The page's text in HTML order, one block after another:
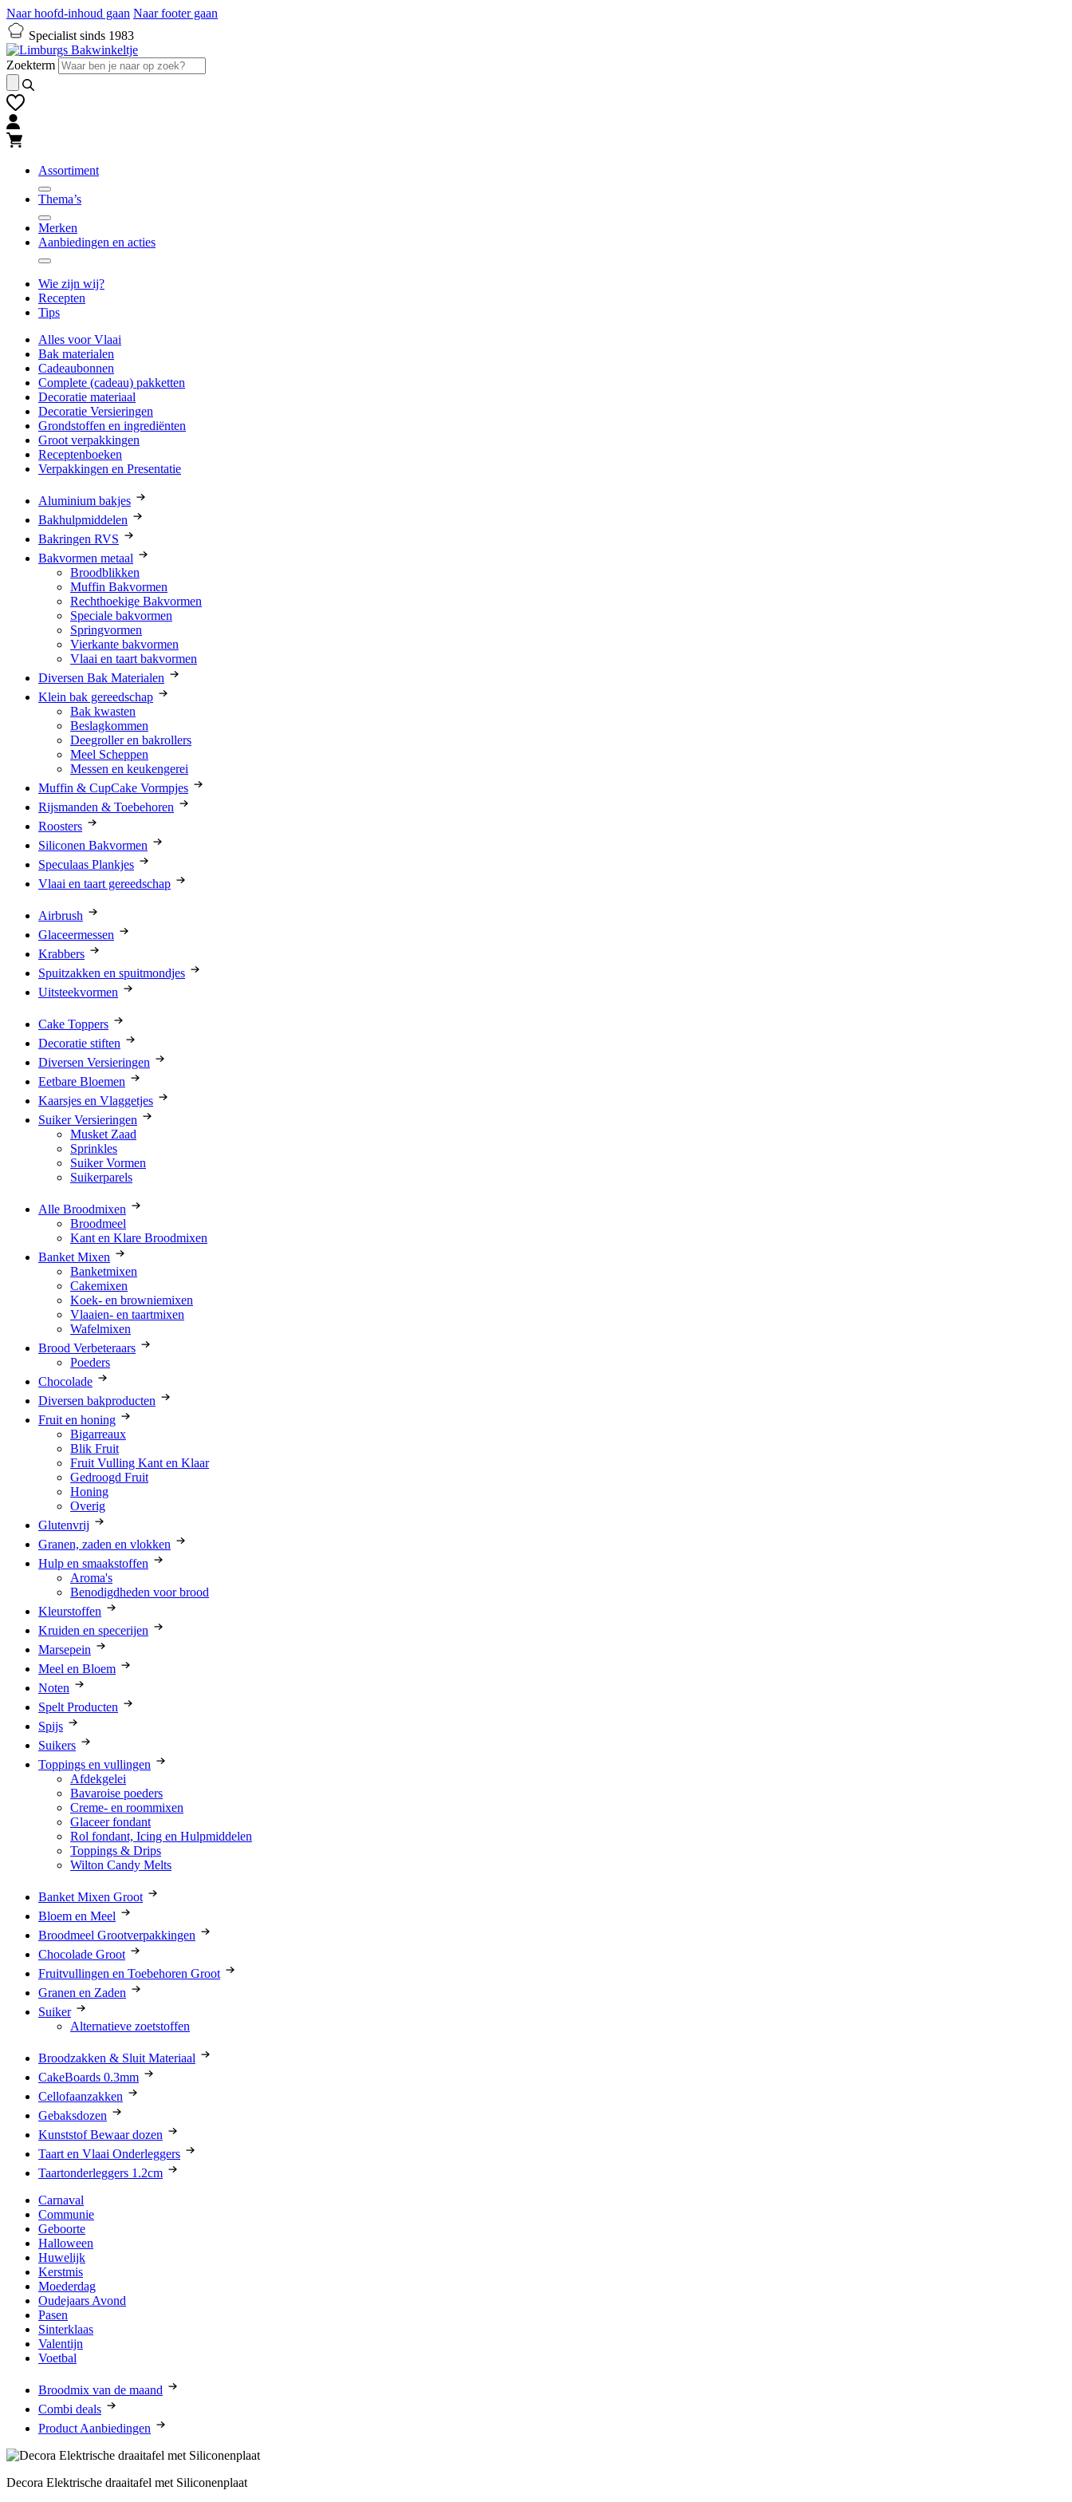
Naar hoofd-inhoud gaan Naar footer gaan
Specialist sinds 1983
Zoekterm
Assortiment
Thema’s
Merken
Aanbiedingen en acties
Wie zijn wij?
Recepten
Tips
Alles voor Vlaai
Bak materialen
Cadeaubonnen
Complete (cadeau) pakketten
Decoratie materiaal
Decoratie Versieringen
Grondstoffen en ingrediënten
Groot verpakkingen
Receptenboeken
Verpakkingen en Presentatie
Aluminium bakjes
Bakhulpmiddelen
Bakringen RVS
Bakvormen metaal
Broodblikken
Muffin Bakvormen
Rechthoekige Bakvormen
Speciale bakvormen
Springvormen
Vierkante bakvormen
Vlaai en taart bakvormen
Diversen Bak Materialen
Klein bak gereedschap
Bak kwasten
Beslagkommen
Deegroller en bakrollers
Meel Scheppen
Messen en keukengerei
Muffin & CupCake Vormpjes
Rijsmanden & Toebehoren
Roosters
Siliconen Bakvormen
Speculaas Plankjes
Vlaai en taart gereedschap
Airbrush
Glaceermessen
Krabbers
Spuitzakken en spuitmondjes
Uitsteekvormen
Cake Toppers
Decoratie stiften
Diversen Versieringen
Eetbare Bloemen
Kaarsjes en Vlaggetjes
Suiker Versieringen
Musket Zaad
Sprinkles
Suiker Vormen
Suikerparels
Alle Broodmixen
Broodmeel
Kant en Klare Broodmixen
Banket Mixen
Banketmixen
Cakemixen
Koek- en browniemixen
Vlaaien- en taartmixen
Wafelmixen
Brood Verbeteraars
Poeders
Chocolade
Diversen bakproducten
Fruit en honing
Bigarreaux
Blik Fruit
Fruit Vulling Kant en Klaar
Gedroogd Fruit
Honing
Overig
Glutenvrij
Granen, zaden en vlokken
Hulp en smaakstoffen
Aroma's
Benodigdheden voor brood
Kleurstoffen
Kruiden en specerijen
Marsepein
Meel en Bloem
Noten
Spelt Producten
Spijs
Suikers
Toppings en vullingen
Afdekgelei
Bavaroise poeders
Creme- en roommixen
Glaceer fondant
Rol fondant, Icing en Hulpmiddelen
Toppings & Drips
Wilton Candy Melts
Banket Mixen Groot
Bloem en Meel
Broodmeel Grootverpakkingen
Chocolade Groot
Fruitvullingen en Toebehoren Groot
Granen en Zaden
Suiker
Alternatieve zoetstoffen
Broodzakken & Sluit Materiaal
CakeBoards 0.3mm
Cellofaanzakken
Gebaksdozen
Kunststof Bewaar dozen
Taart en Vlaai Onderleggers
Taartonderleggers 1.2cm
Carnaval
Communie
Geboorte
Halloween
Huwelijk
Kerstmis
Moederdag
Oudejaars Avond
Pasen
Sinterklaas
Valentijn
Voetbal
Broodmix van de maand
Combi deals
Product Aanbiedingen
Decora Elektrische draaitafel met Siliconenplaat